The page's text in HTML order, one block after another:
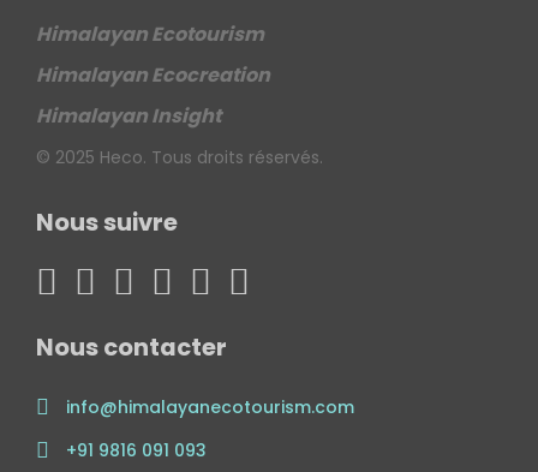
Himalayan Ecotourism
Himalayan Ecocreation
Himalayan Insight
© 2025 Heco. Tous droits réservés.
Nous suivre
Nous contacter
info@himalayanecotourism.com
+91 9816 091 093